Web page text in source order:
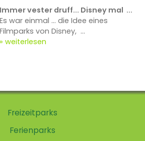
Immer vester druff... Disney mal ...
Es war einmal … die Idee eines
Filmparks von Disney, ...
weiterlesen
Freizeitparks
Ferienparks